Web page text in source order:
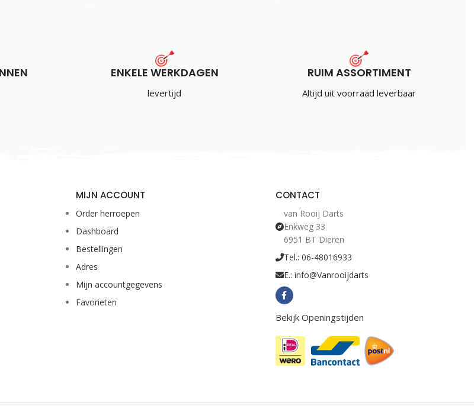
ENKELE WERKDAGEN
levertijd
RUIM ASSORTIMENT
Altijd uit voorraad leverbaar
MIJN ACCOUNT
Order herroepen
Dashboard
Bestellingen
Adres
Mijn accountgegevens
Favorieten
CONTACT
van Rooij Darts
Enkweg 33
6951 BT Dieren
Tel.: 06-48016933
E.: info@Vanrooijdarts
Bekijk Openingstijden